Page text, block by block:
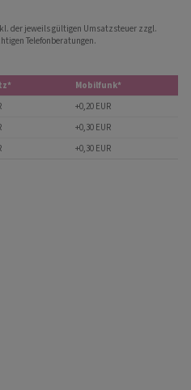
der jeweils gültigen Umsatzsteuer zzgl.
Telefonberatungen.
Mobilfunk*
+0,20 EUR
+0,30 EUR
+0,30 EUR